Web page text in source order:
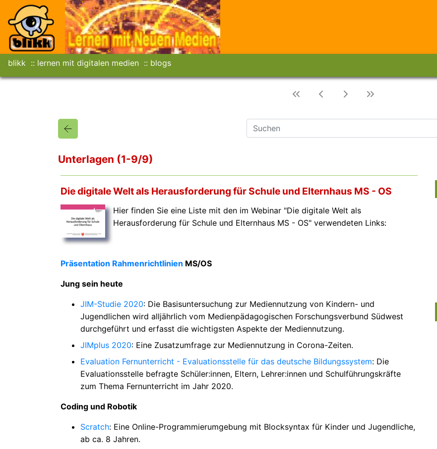
blikk lernen mit digitalen medien blogs
Unterlagen (1-9/9)
Die digitale Welt als Herausforderung für Schule und Elternhaus MS - OS
Hier finden Sie eine Liste mit den im Webinar "Die digitale Welt als
Herausforderung für Schule und Elternhaus MS - OS" verwendeten Links:
Präsentation Rahmenrichtlinien MS/OS
Jung sein heute
JIM-Studie 2020: Die Basisuntersuchung zur Mediennutzung von Kindern- und
Jugendlichen wird alljährlich vom Medienpädagogischen Forschungsverbund Südwest
durchgeführt und erfasst die wichtigsten Aspekte der Mediennutzung.
JIMplus 2020: Eine Zusatzumfrage zur Mediennutzung in Corona-Zeiten.
Evaluation Fernunterricht - Evaluationsstelle für das deutsche Bildungssystem: Die
Evaluationsstelle befragte Schüler:innen, Eltern, Lehrer:innen und Schulführungskräfte
zum Thema Fernunterricht im Jahr 2020.
Coding und Robotik
Scratch: Eine Online-Programmierumgebung mit Blocksyntax für Kinder und Jugendliche,
ab ca. 8 Jahren.